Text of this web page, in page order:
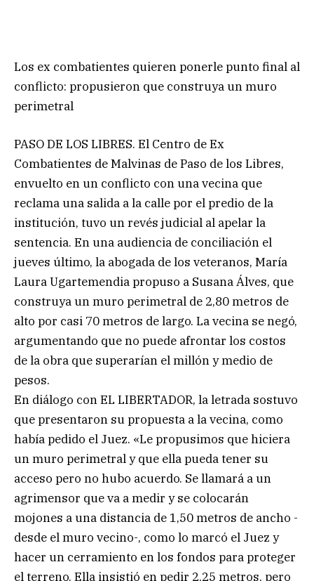
Los ex combatientes quieren ponerle punto final al
conflicto: propusieron que construya un muro
perimetral
PASO DE LOS LIBRES. El Centro de Ex
Combatientes de Malvinas de Paso de los Libres,
envuelto en un conflicto con una vecina que
reclama una salida a la calle por el predio de la
institución, tuvo un revés judicial al apelar la
sentencia. En una audiencia de conciliación el
jueves último, la abogada de los veteranos, María
Laura Ugartemendia propuso a Susana Álves, que
construya un muro perimetral de 2,80 metros de
alto por casi 70 metros de largo. La vecina se negó,
argumentando que no puede afrontar los costos
de la obra que superarían el millón y medio de
pesos.
En diálogo con EL LIBERTADOR, la letrada sostuvo
que presentaron su propuesta a la vecina, como
había pedido el Juez. «Le propusimos que hiciera
un muro perimetral y que ella pueda tener su
acceso pero no hubo acuerdo. Se llamará a un
agrimensor que va a medir y se colocarán
mojones a una distancia de 1,50 metros de ancho -
desde el muro vecino-, como lo marcó el Juez y
hacer un cerramiento en los fondos para proteger
el terreno. Ella insistió en pedir 2,25 metros, pero